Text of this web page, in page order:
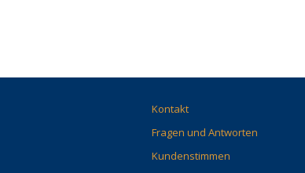
Kontakt
Fragen und Antworten
Kundenstimmen